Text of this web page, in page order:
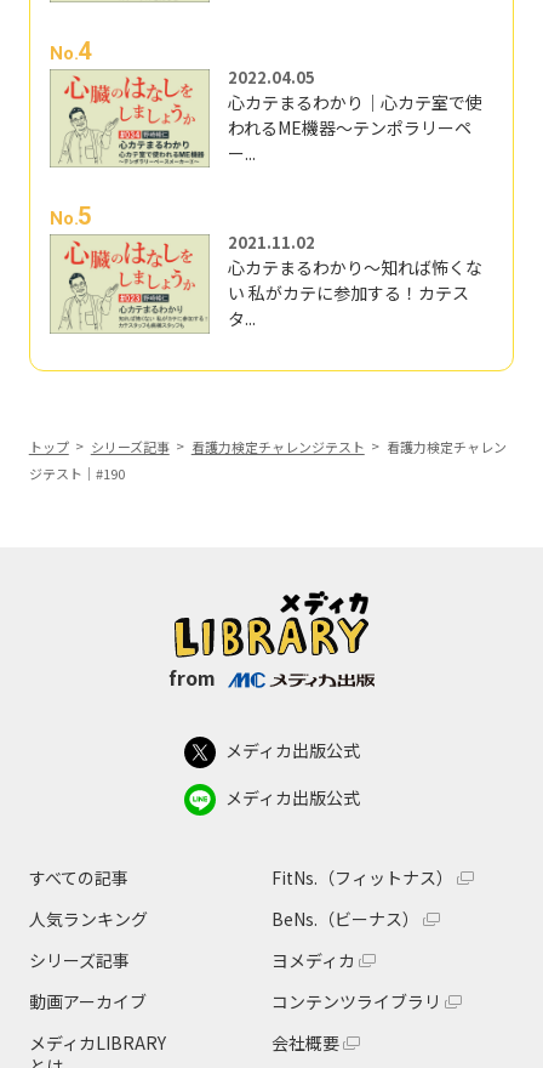
No.4
2022.04.05
心カテまるわかり｜心カテ室で使
われるME機器～テンポラリーペ
ー...
No.5
2021.11.02
心カテまるわかり～知れば怖くな
い 私がカテに参加する！カテス
タ...
トップ シリーズ記事 看護力検定チャレンジテスト
看護力検定チャレン
ジテスト｜#190
from
メディカ出版公式
メディカ出版公式
すべての記事
人気ランキング
シリーズ記事
動画アーカイブ
メディカLIBRARY
FitNs.（フィットナス）
BeNs.（ビーナス）
ヨメディカ
コンテンツライブラリ
会社概要